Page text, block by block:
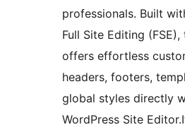
professionals. Built
Full Site Editing
offers effortless
headers, footers,
global styles directly
WordPress Site